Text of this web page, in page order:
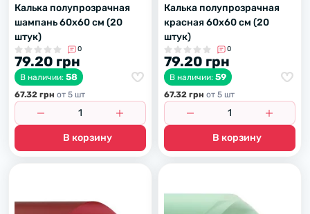
Калька полупрозрачная
шампань 60х60 см (20
штук)
0
79.20 грн
В наличии: 58
67.32 грн от 5 шт
В корзину
Калька полупрозрачная
красная 60х60 см (20
штук)
0
79.20 грн
В наличии: 59
67.32 грн от 5 шт
В корзину